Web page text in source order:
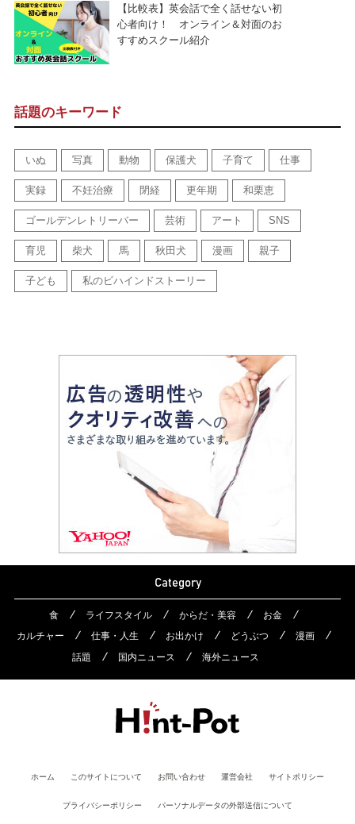
【比較表】英会話で全く話せない初
心者向け！ オンライン＆対面のお
すすめスクール紹介
話題のキーワード
いぬ 写真 動物 保護犬 子育て 仕事
実録 不妊治療 閉経 更年期 和栗恵
ゴールデンレトリーバー 芸術 アート SNS
育児 柴犬 馬 秋田犬 漫画 親子
子ども 私のビハインドストーリー
Category
食 ライフスタイル からだ・美容
お金
カルチャー
仕事・人生 お出かけ どうぶつ
漫画
話題
国内ニュース 海外ニュース
ホーム このサイトについて お問い合わせ 運営会社 サイトポリシー
プライバシーポリシー パーソナルデータの外部送信について